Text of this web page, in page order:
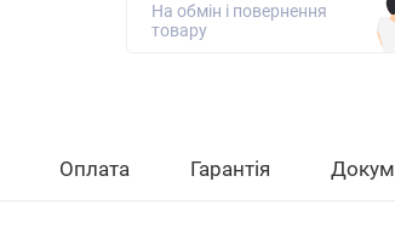
На обмін і повернення
товару
Оплата Гарантія